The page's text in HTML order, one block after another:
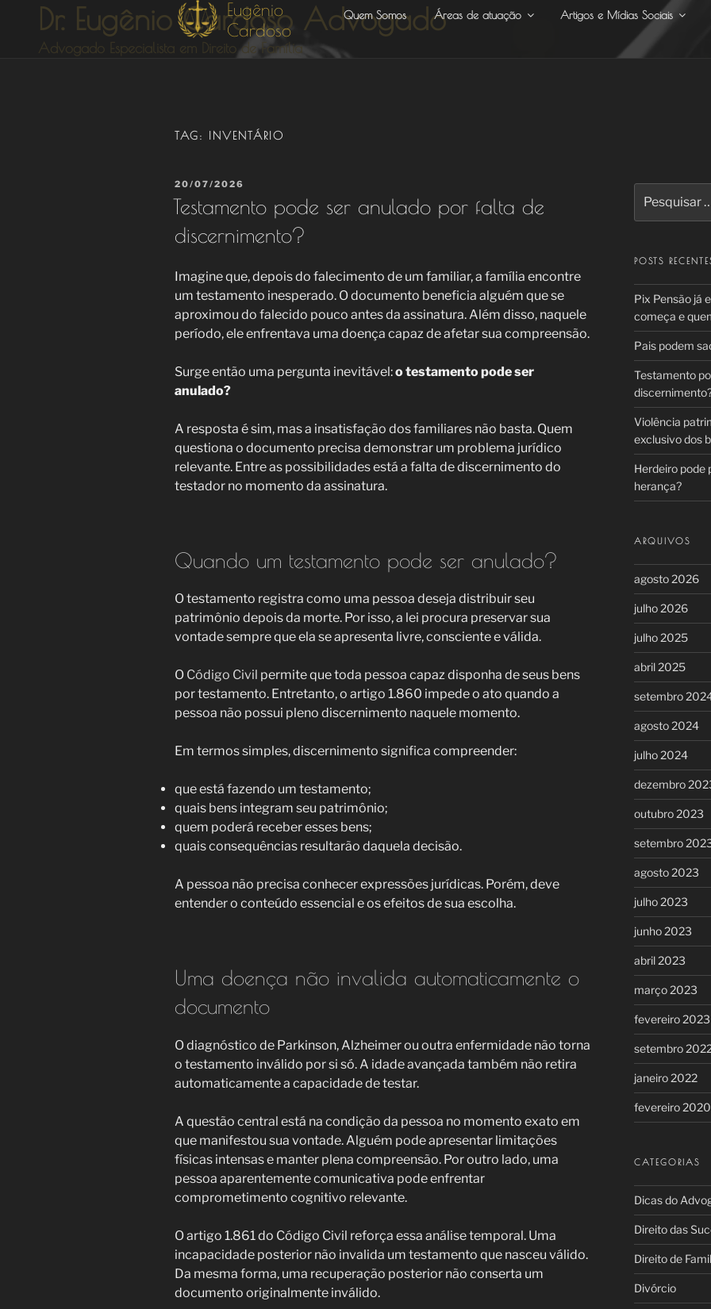
Dr. Eugênio Cardoso Advogado
Advogado Especialista em Direito de Família
Quem Somos Áreas de atuação Artigos e Mídias Sociais
TAG: INVENTÁRIO
PUBLICADO
20/07/2026
Testamento pode ser anulado por falta de
discernimento?
Imagine que, depois do falecimento de um familiar, a família encontre
um testamento inesperado. O documento beneficia alguém que se
aproximou do falecido pouco antes da assinatura. Além disso, naquele
período, ele enfrentava uma doença capaz de afetar sua compreensão.
Surge então uma pergunta inevitável:o testamento pode ser
anulado?
A resposta é sim, mas a insatisfação dos familiares não basta. Quem
questiona o documento precisa demonstrar um problema jurídico
relevante. Entre as possibilidades está a falta de discernimento do
testador no momento da assinatura.
Quando um testamento pode ser anulado?
O testamento registra como uma pessoa deseja distribuir seu
patrimônio depois da morte. Por isso, a lei procura preservar sua
vontade sempre que ela se apresenta livre, consciente e válida.
O Código Civil permite que toda pessoa capaz disponha de seus bens
por testamento. Entretanto, o artigo 1.860 impede o ato quando a
pessoa não possui pleno discernimento naquele momento.
Em termos simples, discernimento significa compreender:
que está fazendo um testamento;
quais bens integram seu patrimônio;
quem poderá receber esses bens;
quais consequências resultarão daquela decisão.
A pessoa não precisa conhecer expressões jurídicas. Porém, deve
entender o conteúdo essencial e os efeitos de sua escolha.
Uma doença não invalida automaticamente o
documento
O diagnóstico de Parkinson, Alzheimer ou outra enfermidade não torna
o testamento inválido por si só. A idade avançada também não retira
automaticamente a capacidade de testar.
A questão central está na condição da pessoa no momento exato em
que manifestou sua vontade. Alguém pode apresentar limitações
físicas intensas e manter plena compreensão. Por outro lado, uma
pessoa aparentemente comunicativa pode enfrentar
comprometimento cognitivo relevante.
O artigo 1.861 do Código Civil reforça essa análise temporal. Uma
incapacidade posterior não invalida um testamento que nasceu válido.
Da mesma forma, uma recuperação posterior não conserta um
documento originalmente inválido.
por:
POSTS
Pix Pensão já
começa e
Pais podem
Testamento
Violência
exclusivo dos
Herdeiro pode
herança?
ARQUIVOS
agosto 2026
julho 2026
julho 2025
abril 2025
setembro
agosto 2024
julho 2024
dezembro
outubro 2023
setembro
agosto 2023
julho 2023
junho 2023
abril 2023
março 2023
fevereiro 2023
setembro
janeiro 2022
fevereiro 2020
CATEGORIAS
Dicas do
Direito das
Direito de
Divórcio